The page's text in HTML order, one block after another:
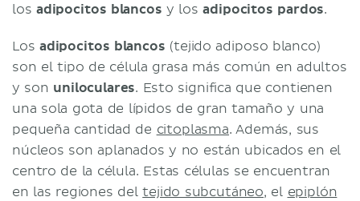
los adipocitos blancos y losadipocitos pardos.
Los adipocitos blancos (tejido adiposo blanco)
son el tipo de célula grasa más común en adultos
y son uniloculares. Esto significa que contienen
una sola gota de lípidos de gran tamaño y una
pequeña cantidad de citoplasma. Además, sus
núcleos son aplanados y no están ubicados en el
centro de la célula. Estas células se encuentran
en las regiones deltejido subcutáneo, el epiplón